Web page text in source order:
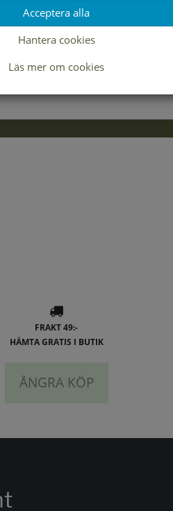
Lagerstatus per butik
37
FRAKT 49:-
HÄMTA GRATIS I BUTIK
ÅNGRA KÖP
Acceptera alla
Hantera cookies
Läs mer om cookies